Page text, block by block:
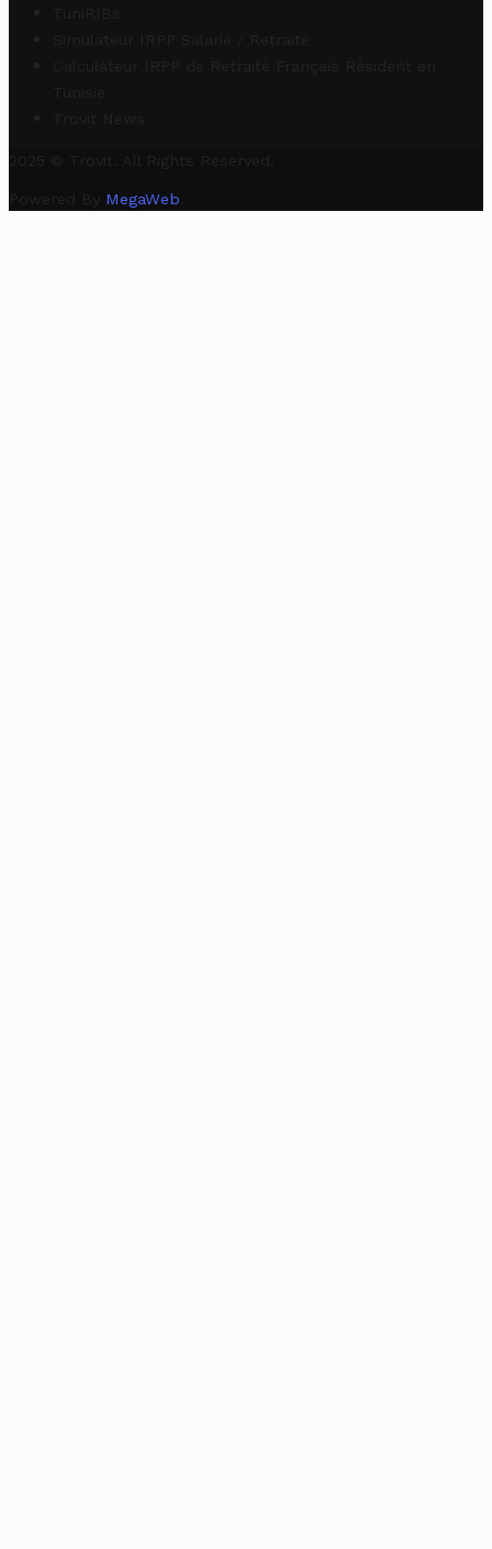
TuniRIBs
Simulateur IRPP Salarié / Retraité
Calculateur IRPP de Retraité Français Résident en
Tunisie
Trovit News
2025 © Trovit. All Rights Reserved.
Powered By MegaWeb